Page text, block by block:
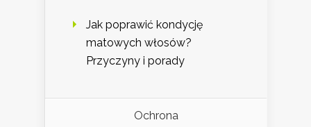
Jak poprawić kondycję
matowych włosów?
Przyczyny i porady
Ochrona